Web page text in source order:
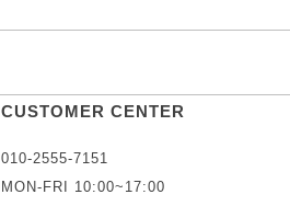
CUSTOMER CENTER
010-2555-7151
MON-FRI 10:00~17:00